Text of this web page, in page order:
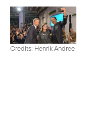
Credits: Henrik Andree